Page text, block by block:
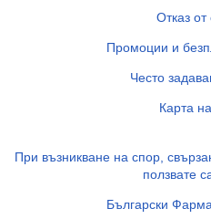
Отказ от
Промоции и
Често
Карта
При възникване на спор,
ползвате
Български